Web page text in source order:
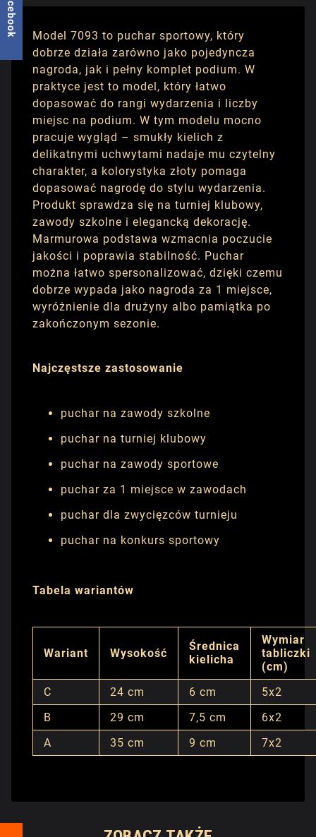
Model 7093 to puchar sportowy, który
dobrze działa zarówno jako pojedyncza
nagroda, jak i pełny komplet podium. W
praktyce jest to model, który łatwo
dopasować do rangi wydarzenia i liczby
miejsc na podium. W tym modelu mocno
pracuje wygląd – smukły kielich z
delikatnymi uchwytami nadaje mu czytelny
charakter, a kolorystyka złoty pomaga
dopasować nagrodę do stylu wydarzenia.
Produkt sprawdza się na turniej klubowy,
zawody szkolne i elegancką dekorację.
Marmurowa podstawa wzmacnia poczucie
jakości i poprawia stabilność. Puchar
można łatwo spersonalizować, dzięki czemu
dobrze wypada jako nagroda za 1 miejsce,
wyróżnienie dla drużyny albo pamiątka po
zakończonym sezonie.
Najczęstsze zastosowanie
puchar na zawody szkolne
puchar na turniej klubowy
puchar na zawody sportowe
puchar za 1 miejsce w zawodach
puchar dla zwycięzców turnieju
puchar na konkurs sportowy
Tabela wariantów
Wariant Wysokość
Średnica
kielicha
Wymiar
tabliczki
(cm)
C
24 cm 6 cm
5x2
B
29 cm 7,5 cm
6x2
A
35 cm 9 cm 7x2
facebook